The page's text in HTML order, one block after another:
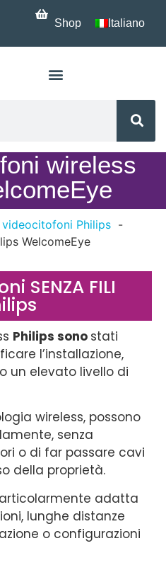
Shop Italiano
wireless
videocitofoni Philips
WelcomeEye
SENZA FILI
Philips sono stati
l’installazione,
un elevato livello di
wireless, possono
senza
o di far passare cavi
della proprietà.
adatta
lunghe distanze
o configurazioni